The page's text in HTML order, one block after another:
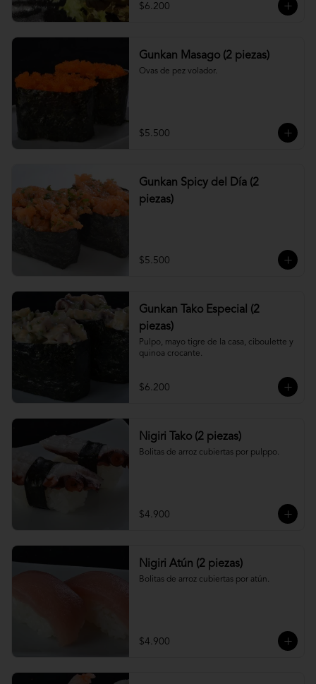
$6.200
Gunkan Masago (2 piezas)
Ovas de pez volador.
$5.500
Gunkan Spicy del Día (2
piezas)
$5.500
Gunkan Tako Especial (2
piezas)
Pulpo, mayo tigre de la casa, ciboulette y
quinoa crocante.
$6.200
Nigiri Tako (2 piezas)
Bolitas de arroz cubiertas por pulppo.
$4.900
Nigiri Atún (2 piezas)
Bolitas de arroz cubiertas por atún.
$4.900